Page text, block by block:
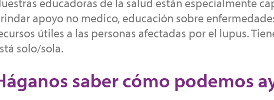
educadoras de la salud están especialmente
apoyo no medico, educación sobre
útiles a las personas afectadas por el lupus.
solo/sola.
saber cómo podemos